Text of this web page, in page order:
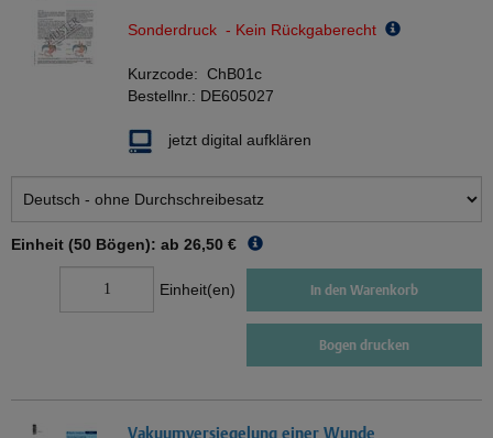
Sonderdruck - Kein Rückgaberecht
Kurzcode: ChB01c
Bestellnr.: DE605027
jetzt digital aufklären
Einheit (50 Bögen): ab 26,50 €
Einheit(en) In den Warenkorb
Bogen drucken
Vakuumversiegelung einer Wunde